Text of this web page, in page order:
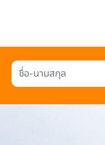
ชื่อ-นามสกุล